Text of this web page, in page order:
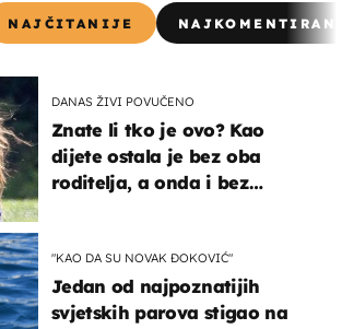
NAJČITANIJE
DANAS ŽIVI POVUČENO
Znate li tko je ovo? Kao
dijete ostala je bez oba
roditelja, a onda i bez
"KAO DA SU NOVAK ĐOKOVIĆ"
Jedan od najpoznatijih
svjetskih parova stigao na